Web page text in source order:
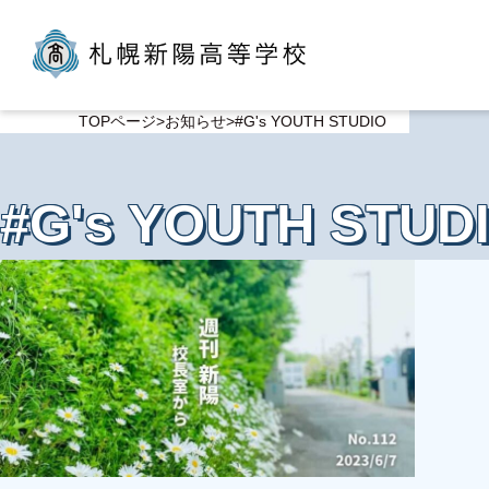
TOPページ お知らせ #G's YOUTH STUDIO
#G's YOUTH